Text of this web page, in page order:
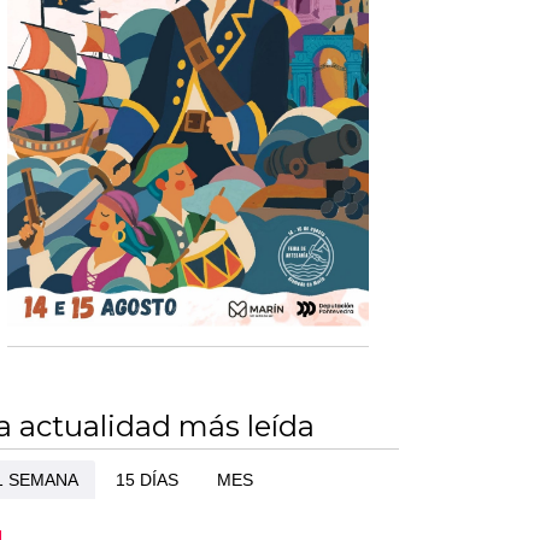
actualidad más leída
SEMANA 15 DÍAS MES